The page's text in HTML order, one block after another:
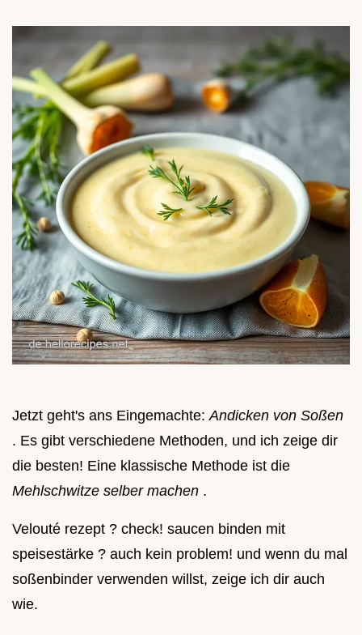
Jetzt geht's ans Eingemachte:Andicken von Soßen
. Es gibt verschiedene Methoden, und ich zeige dir
die besten! Eine klassische Methode ist die
Mehlschwitze selber machen .
Velouté rezept ? check! saucen binden mit
speisestärke ? auch kein problem! und wenn du mal
soßenbinder verwenden willst, zeige ich dir auch
wie.